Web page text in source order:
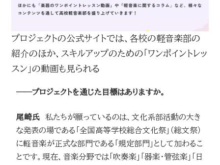
プロジェクトの公式サイトでは、各校の軽音楽部の
紹介のほか、スキルアップのための「ワンポイントレッ
スン」の動画も見られる
──プロジェクトを通じた目標はありますか。
尾崎氏私たちが願っているのは、文化系部活動の大き
な発表の場である「全国高等学校総合文化祭」（総文祭）
に軽音楽が正式な部門である「規定部門」として加わるこ
とです。現在、音楽分野では「吹奏楽」「器楽・管弦楽」「日